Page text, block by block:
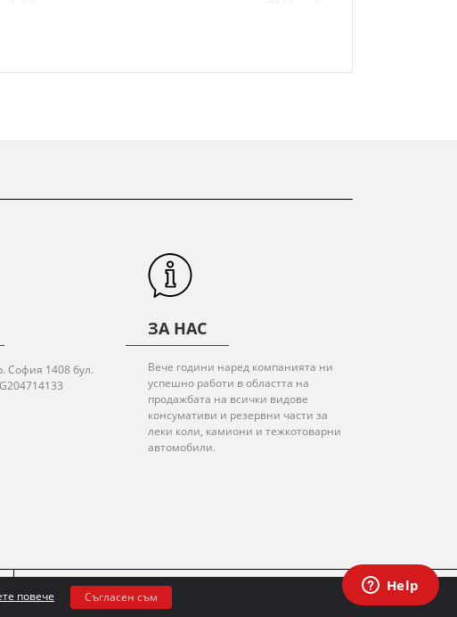
София 1408 бул.
ЗА НАС
Вече години наред компанията ни
успешно работи в областта на
продажбата на всички видове
консумативи и резервни части за
леки коли, камиони и тежкотоварни
автомобили.
© 2020 All rights reserved.
повече Съгласен съм